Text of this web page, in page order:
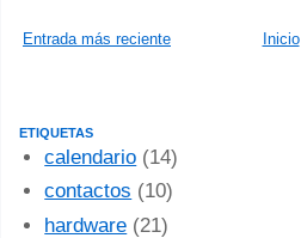
Entrada más reciente Inicio
ETIQUETAS
calendario (14)
contactos (10)
hardware (21)